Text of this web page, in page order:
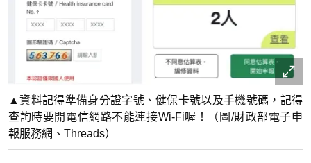
▲資料記得準備身分證字號、健保卡號以及手機號碼，記得
查詢時要開電信網路不能連接Wi-Fi喔！（圖/財政部電子申
報服務網、Threads）